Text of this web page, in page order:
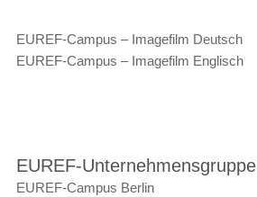
EUREF-Campus – Imagefilm Deutsch
EUREF-Campus – Imagefilm Englisch
EUREF-Unternehmensgruppe
EUREF-Campus Berlin